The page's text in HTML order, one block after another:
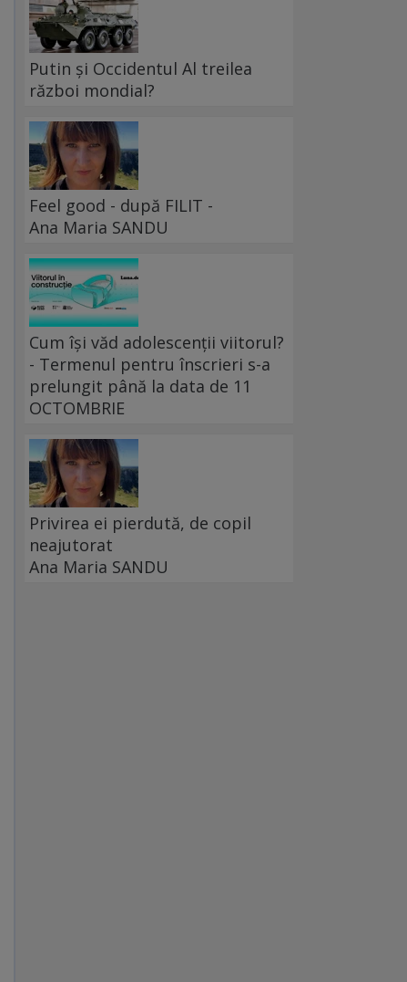
Putin și Occidentul Al treilea
război mondial?
Feel good - după FILIT -
Ana Maria SANDU
Cum își văd adolescenții viitorul?
- Termenul pentru înscrieri s-a
prelungit până la data de 11
OCTOMBRIE
Privirea ei pierdută, de copil
neajutorat
Ana Maria SANDU